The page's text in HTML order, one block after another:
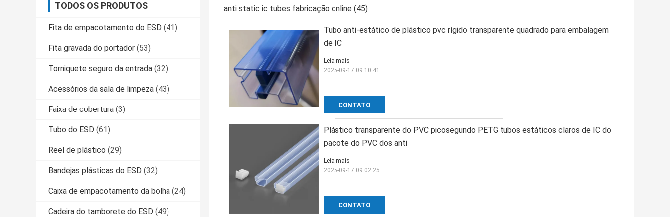
TODOS OS PRODUTOS
Fita de empacotamento do ESD (41)
Fita gravada do portador (53)
Torniquete seguro da entrada (32)
Acessórios da sala de limpeza (43)
Faixa de cobertura (3)
Tubo do ESD (61)
Reel de plástico (29)
Bandejas plásticas do ESD (32)
Caixa de empacotamento da bolha (24)
Cadeira do tamborete do ESD (49)
anti static ic tubes fabricação online (45)
Tubo anti-estático de plástico pvc rígido transparente quadrado para embalagem
de IC
CONTATO
Leia mais
2025-09-17 09:10:41
Plástico transparente do PVC picosegundo PETG tubos estáticos claros de IC do
pacote do PVC dos anti
CONTATO
Leia mais
2025-09-17 09:02:25